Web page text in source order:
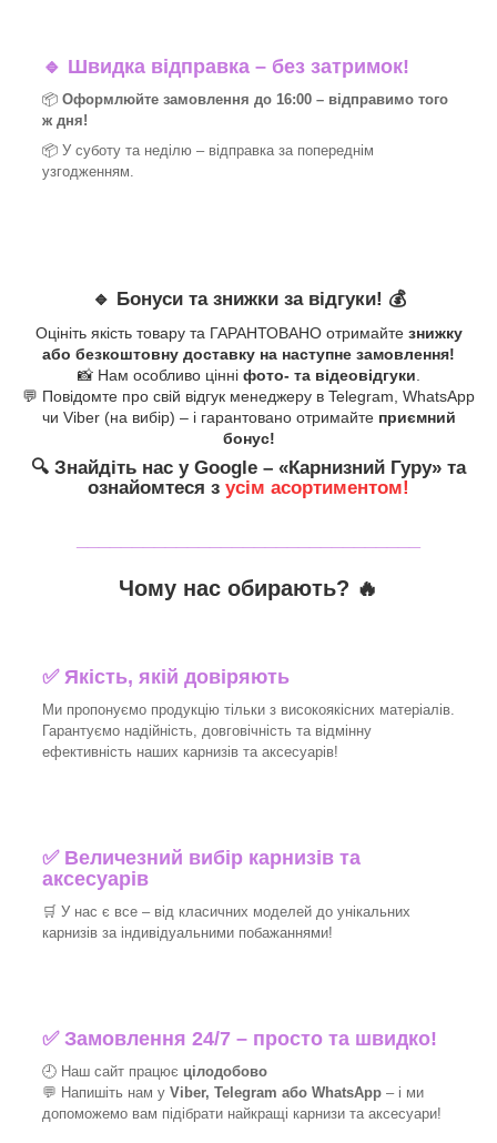
🔹 Швидка відправка – без затримок!
📦 Оформлюйте замовлення до 16:00 – відправимо того
ж дня!
📦 У суботу та неділю – відправка за попереднім
узгодженням.
🔹 Бонуси та знижки за відгуки! 💰
Оцініть якість товару та ГАРАНТОВАНО отримайте знижку
або безкоштовну доставку на наступне замовлення!
📸 Нам особливо цінні фото- та відеовідгуки.
💬 Повідомте про свій відгук менеджеру в Telegram, WhatsApp
чи Viber (на вибір) – і гарантовано отримайте приємний
бонус!
🔍 Знайдіть нас у Google – «Карнизний Гуру» та
ознайомтеся з усім асортиментом!
Чому нас обирають? 🔥
✅Якість, якій довіряють
Ми пропонуємо продукцію тільки з високоякісних матеріалів.
Гарантуємо надійність, довговічність та відмінну
ефективність наших карнизів та аксесуарів!​
✅ Величезний вибір карнизів та
аксесуарів
🛒 У нас є все – від класичних моделей до унікальних
карнизів за індивідуальними побажаннями!​
✅Замовлення 24/7 – просто та швидко!
🕘 Наш сайт працює цілодобово
💬 Напишіть нам у Viber, Telegram або WhatsApp – і ми
допоможемо вам підібрати найкращі карнизи та аксесуари!